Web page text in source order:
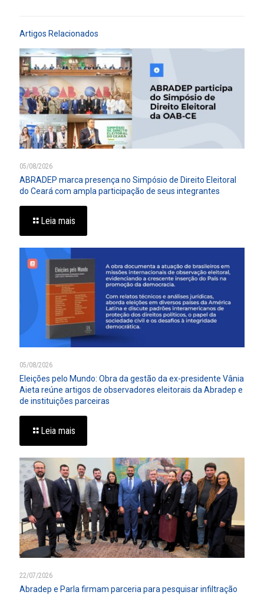
Artigos Relacionados
05/08/2026
ABRADEP marca presença no Simpósio de Direito Eleitoral
do Ceará com ampla participação de seus integrantes
Leia mais
05/08/2026
Eleições pelo Mundo: Obra da gestão da ex-presidente Vânia
Aieta reúne artigos de observadores eleitorais da Abradep e
de instituições parceiras
Leia mais
22/07/2026
Abradep e Parla firmam parceria para pesquisar infiltração